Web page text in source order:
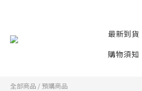
最新到貨
購物須知
全部商品 / 預購商品